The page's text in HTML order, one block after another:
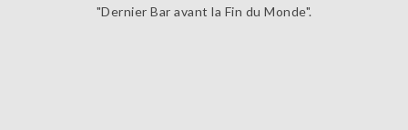
"Dernier Bar avant la Fin du Monde".